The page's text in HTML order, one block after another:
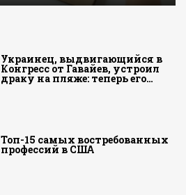
Украинец, выдвигающийся в
Конгресс от Гавайев, устроил
драку на пляже: теперь его…
Топ-15 самых востребованных
профессий в США